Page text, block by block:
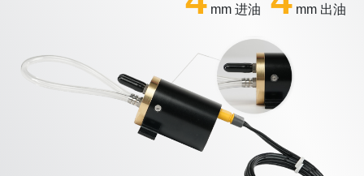
mm 进油 mm 出油